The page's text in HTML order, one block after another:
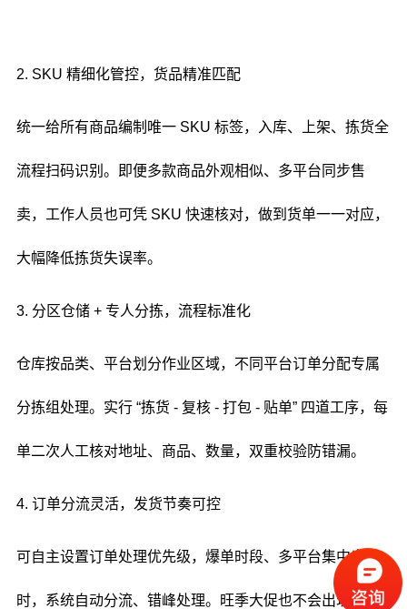
2. SKU 精细化管控，货品精准匹配
统一给所有商品编制唯一 SKU 标签，入库、上架、拣货全
流程扫码识别。即便多款商品外观相似、多平台同步售
卖，工作人员也可凭 SKU 快速核对，做到货单一一对应，
大幅降低拣货失误率。
3. 分区仓储 + 专人分拣，流程标准化
仓库按品类、平台划分作业区域，不同平台订单分配专属
分拣组处理。实行 “拣货 - 复核 - 打包 - 贴单” 四道工序，每
单二次人工核对地址、商品、数量，双重校验防错漏。
4. 订单分流灵活，发货节奏可控
可自主设置订单处理优先级，爆单时段、多平台集中出单
时，系统自动分流、错峰处理。旺季大促也不会出现订单